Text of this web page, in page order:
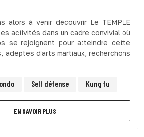
alors à venir découvrir Le TEMPLE
activités dans un cadre convivial où
se rejoignent pour atteindre cette
adeptes d'arts martiaux, recherchons
Self défense Kung fu
EN SAVOIR PLUS